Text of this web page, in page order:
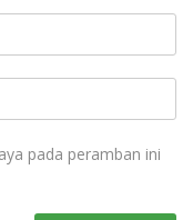
pada peramban ini